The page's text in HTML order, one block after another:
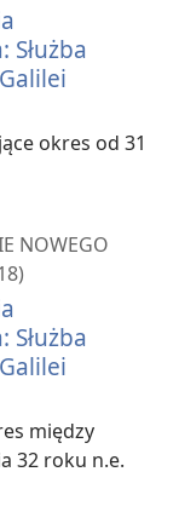
Służba
okres od 31
NOWEGO
Służba
między
32 roku n.e.